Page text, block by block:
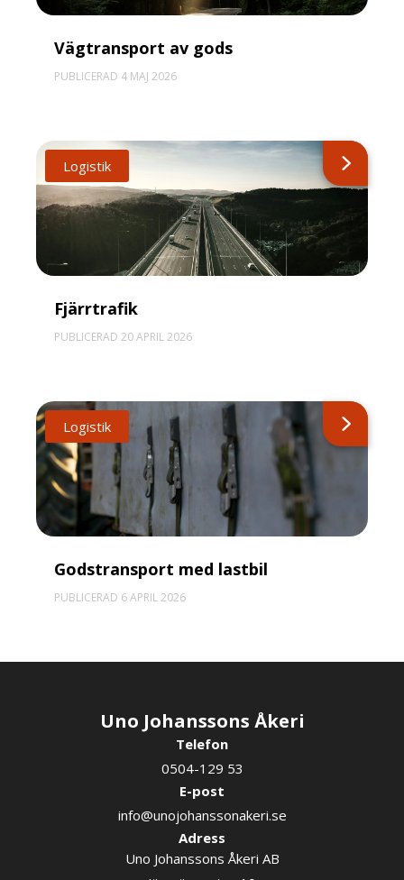
Vägtransport av gods
PUBLICERAD 4 MAJ 2026
Logistik
Fjärrtrafik
PUBLICERAD 20 APRIL 2026
Logistik
Godstransport med lastbil
PUBLICERAD 6 APRIL 2026
Uno Johanssons Åkeri
Telefon
0504-129 53
E-post
info@unojohanssonakeri.se
Adress
Uno Johanssons Åkeri AB